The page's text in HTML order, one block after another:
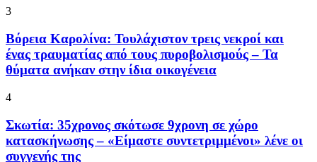
3
Βόρεια Καρολίνα: Τουλάχιστον τρεις νεκροί και
ένας τραυματίας από τους πυροβολισμούς – Τα
θύματα ανήκαν στην ίδια οικογένεια
4
Σκωτία: 35χρονος σκότωσε 9χρονη σε χώρο
κατασκήνωσης – «Είμαστε συντετριμμένοι» λένε οι
συγγενής της